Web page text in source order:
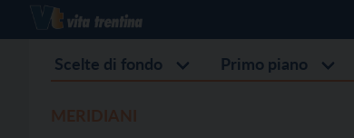
Scelte di fondo Primo piano